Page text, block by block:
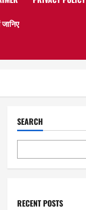
SEARCH
RECENT POSTS